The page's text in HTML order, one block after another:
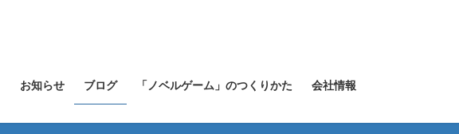
お知らせ ブログ 「ノベルゲーム」のつくりかた 会社情報